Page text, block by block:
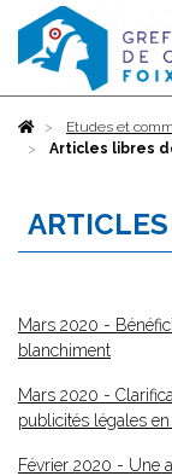
AccueilEtudes et
Articles libres
Mars 2020 -
blanchiment
Mars 2020 -
publicités légales
Février 2020 - Une